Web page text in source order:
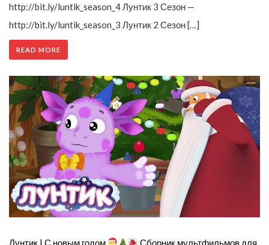
http://bit.ly/luntik_season_4 Лунтик 3 Сезон —
http://bit.ly/luntik_season_3 Лунтик 2 Сезон […]
READ MORE
Лунтик | С новым годом
Сборник мультфильмов для